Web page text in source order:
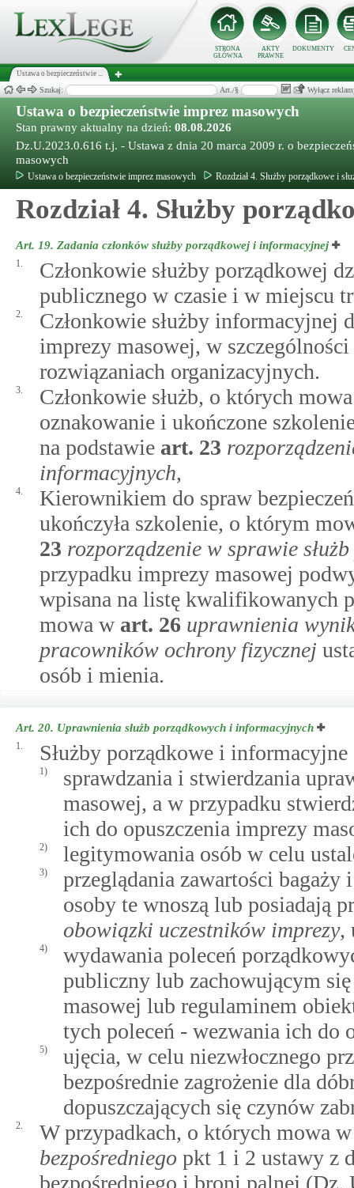
STRONA
GŁÓWNA
AKTY
PRAWNE
DOKUMENTY
Ustawa o bezpieczeństwie ...
Szukaj: Art./§ Wyłącz
Ustawa o bezpieczeństwie imprez masowych
Stan prawny aktualny na dzień: 08.08.2026
Dz.U.2023.0.616 t.j. - Ustawa z dnia 20 marca 2009 r. o
masowych
Ustawa o bezpieczeństwie imprez masowych Rozdział 4. Służby porządkowe i
Rozdział 4. Służby
Art. 19. Zadania członków służby porządkowej i informacyjnej
1.
Członkowie służby porządkowej
publicznego w czasie i w miejscu
2.
Członkowie służby informacyjnej
imprezy masowej, w
rozwiązaniach organizacyjnych.
3.
Członkowie służb, o których
oznakowanie i ukończone
na podstawie art. 23
informacyjnych,
4.
Kierownikiem do spraw
ukończyła szkolenie, o którym
23 rozporządzenie w sprawie
przypadku imprezy masowej
wpisana na listę kwalifikowanych
mowa w art. 26 uprawnienia
pracowników ochrony fizycznej
osób i mienia.
Art. 20. Uprawnienia służb porządkowych i informacyjnych
1. Służby porządkowe i
1)
sprawdzania i stwierdzania
masowej, a w przypadku
ich do opuszczenia imprezy
2) legitymowania osób w celu
3)
przeglądania zawartości
osoby te wnoszą lub posiadają
obowiązki uczestników imprezy,
4)
wydawania poleceń
publiczny lub zachowującym
masowej lub regulaminem
tych poleceń - wezwania ich do
5)
ujęcia, w celu niezwłocznego
bezpośrednie zagrożenie dla
dopuszczających się czynów
2.
W przypadkach, o których mowa
bezpośredniego pkt 1 i 2 ustawy z
bezpośredniego i broni palnej (Dz.